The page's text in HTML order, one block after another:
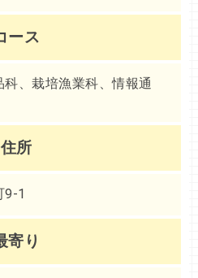
ース
、栽培漁業科、情報通
住所
9-1
寄り